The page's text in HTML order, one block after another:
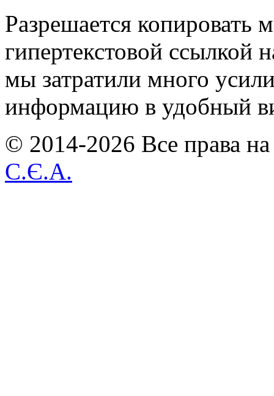
Разрешается копировать
гипертекстовой ссылкой
мы затратили много
информацию в удобный
© 2014-2026 Все права
С.Є.А.